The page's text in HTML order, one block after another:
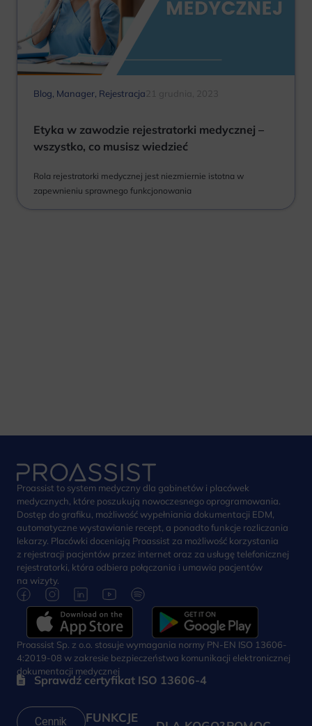
Blog Manager Rejestracja 21 grudnia, 2023
Etyka w zawodzie rejestratorki medycznej –
wszystko, co musisz wiedzieć
Rola rejestratorki medycznej jest niezmiernie istotna w
zapewnieniu sprawnego funkcjonowania
Proassist to system medyczny dla gabinetów i placówek
medycznych, które poszukują nowoczesnego oprogramowania.
Dostęp do grafiku, możliwość wypełniania dokumentacji EDM,
automatyczne wystawianie recept, a ponadto funkcje rozliczania
lekarzy. Placówki doceniają Proassist za możliwość korzystania
z rejestracji pacjentów przez internet oraz za usługę telefonicznej
rejestratorki, która odbiera połączania i umawia pacjentów
na wizyty.
Proassist Sp. z o.o. stosuje wymagania normy PN-EN ISO 13606-
4:2019-08 w zakresie bezpieczeństwa komunikacji elektronicznej
dokumentacji medycznej
Sprawdź certyfikat ISO 13606-4
Cennik FUNKCJE